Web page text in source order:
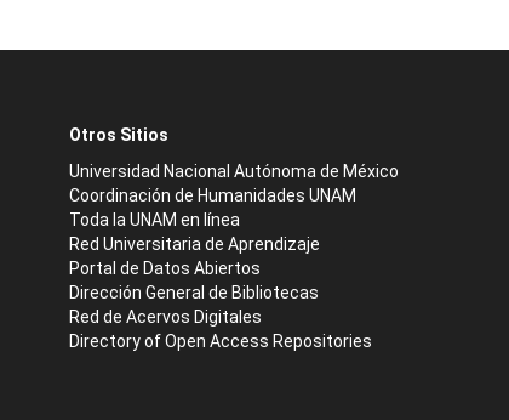
Otros Sitios
Universidad Nacional Autónoma de México
Coordinación de Humanidades UNAM
Toda la UNAM en línea
Red Universitaria de Aprendizaje
Portal de Datos Abiertos
Dirección General de Bibliotecas
Red de Acervos Digitales
Directory of Open Access Repositories